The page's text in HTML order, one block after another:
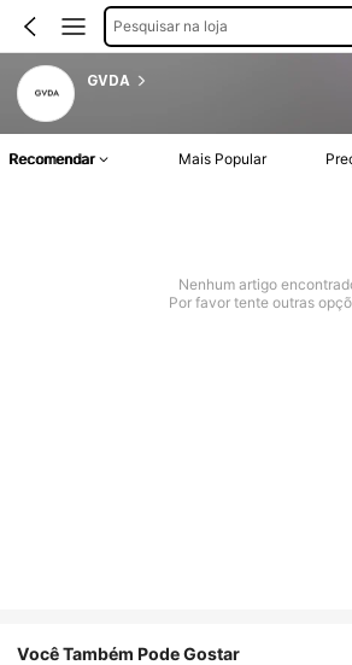
Pesquisar na loja
GVDA
Recomendar Mais Popular
Nenhum artigo
Por favor tente outras
Você Também Pode Gostar